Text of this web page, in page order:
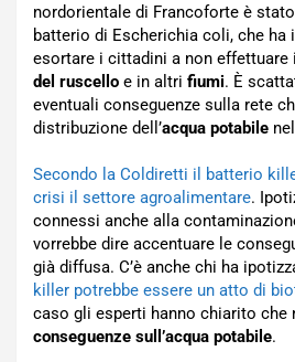
nordorientale di Francoforte è
batterio di Escherichia coli, che ha
esortare i cittadini a non effettuare
del ruscello e in altri fiumi. È
eventuali conseguenze sulla rete
distribuzione dell’acqua potabile
Secondo la Coldiretti il batterio
crisi il settore agroalimentare.
connessi anche alla
vorrebbe dire accentuare le
già diffusa. C’è anche chi ha
killer potrebbe essere un atto di
caso gli esperti hanno chiarito che
conseguenze sull’acqua potabile.